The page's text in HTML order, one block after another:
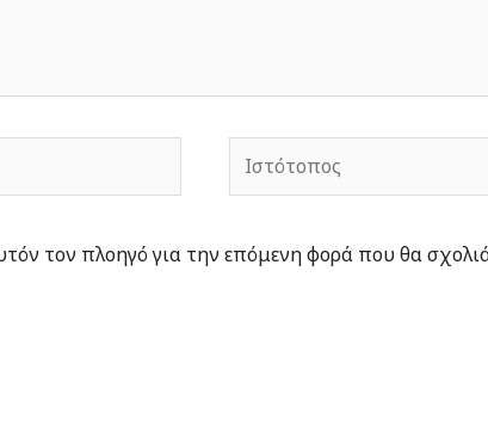
τον πλοηγό για την επόμενη φορά που θα